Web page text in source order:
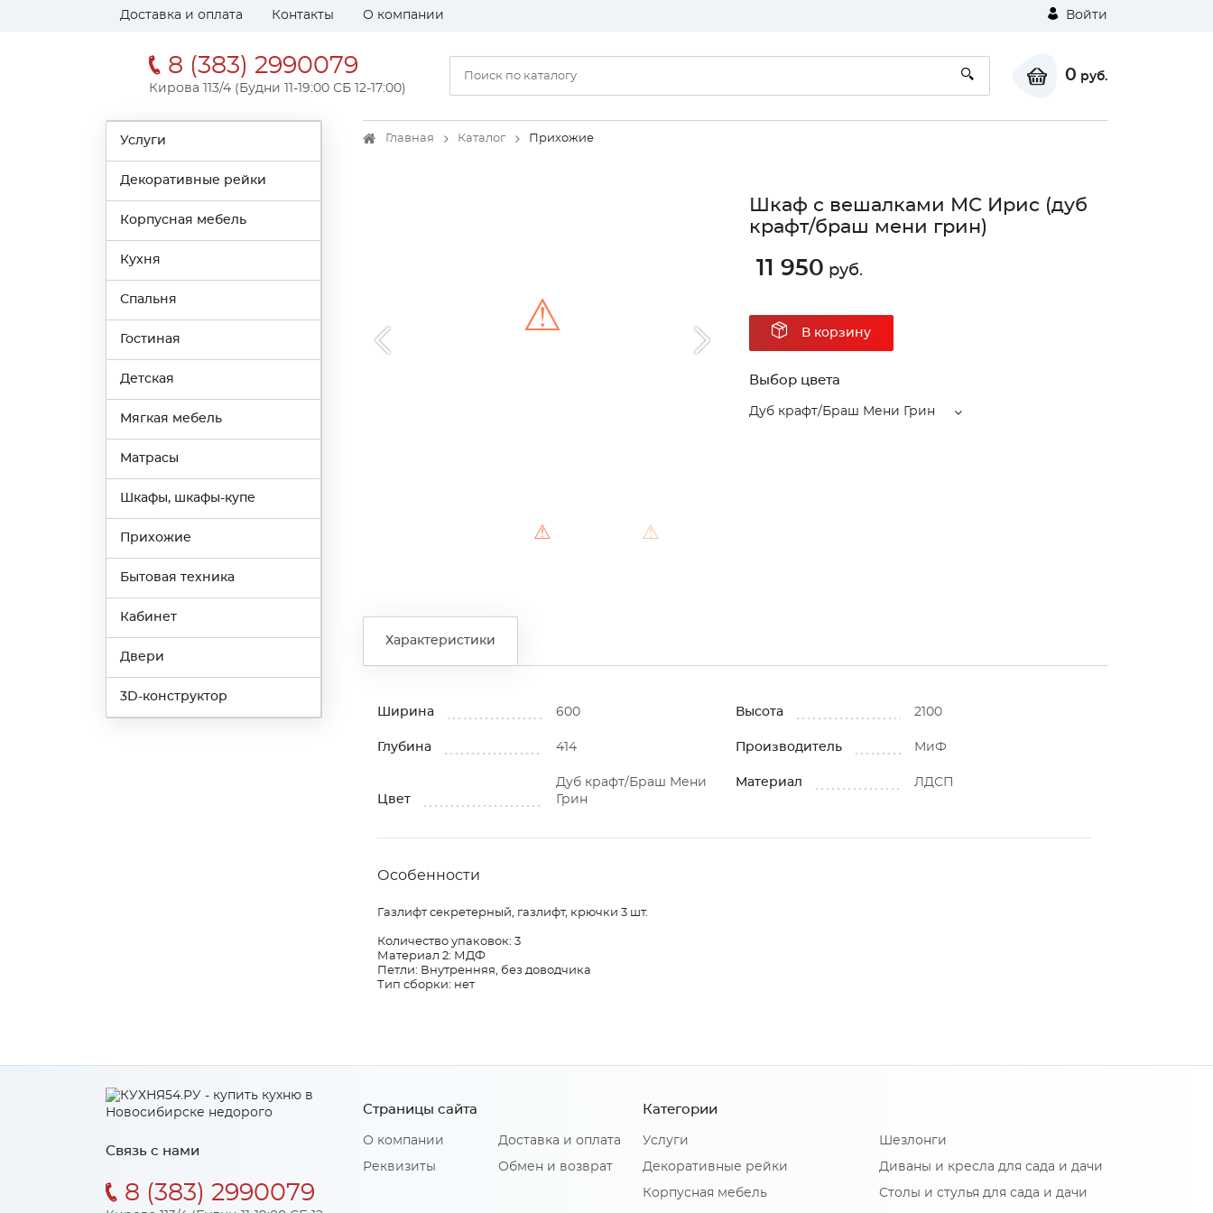
Доставка и оплата Контакты О компании Войти
8 (383) 2990079
Кирова 113/4 (Будни 11-19:00 СБ 12-17:00)
0 руб.
Услуги
Декоративные рейки
Корпусная мебель
Кухня
Спальня
Гостиная
Детская
Мягкая мебель
Матрасы
Шкафы, шкафы-купе
Прихожие
Бытовая техника
Кабинет
Двери
3D-конструктор
Главная Каталог Прихожие
⚠ ⚠
⚠ ⚠
Шкаф с вешалками МС Ирис (дуб
крафт/браш мени грин)
11 950 руб.
В корзину
Выбор цвета
Дуб крафт/Браш Мени Грин
Характеристики
Ширина 600 Высота 2100
Глубина 414 Производитель МиФ
Цвет
Дуб крафт/Браш Мени
Грин
Материал ЛДСП
Особенности
Газлифт секретерный, газлифт, крючки 3 шт.
Количество упаковок: 3
Материал 2: МДФ
Петли: Внутренняя, без доводчика
Тип сборки: нет
Связь с нами
8 (383) 2990079
Страницы сайта
О компании
Реквизиты
Доставка и оплата
Обмен и возврат
Категории
Услуги
Декоративные рейки
Корпусная мебель
Шезлонги
Диваны и кресла для сада и дачи
Столы и стулья для сада и дачи